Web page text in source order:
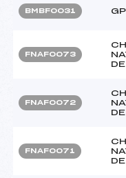
BMBF0031
FNAF0073
FNAF0072
FNAF0071